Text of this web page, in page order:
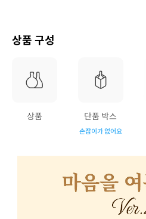
상품 구성
상품 단품 박스
손잡이가 없어요